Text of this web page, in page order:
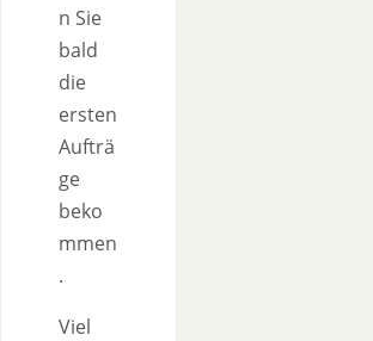
n Sie
bald
die
ersten
Aufträ
ge
beko
mmen
.
Viel